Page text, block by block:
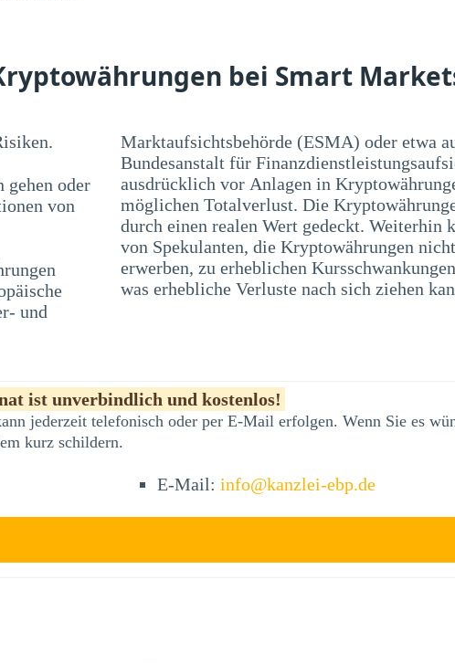
bei Smart
gehen oder
von
und
Marktaufsichtsbehörde (ESMA) oder etwa
Bundesanstalt für
ausdrücklich vor Anlagen in
möglichen Totalverlust. Die
durch einen realen Wert gedeckt. Weiterhin
von Spekulanten, die Kryptowährungen
führen,
was erhebliche Verluste nach sich ziehen
ist unverbindlich und kostenlos!
jederzeit telefonisch oder per E-Mail erfolgen. Wenn Sie es
kurz schildern.
E-Mail: info@kanzlei-ebp.de